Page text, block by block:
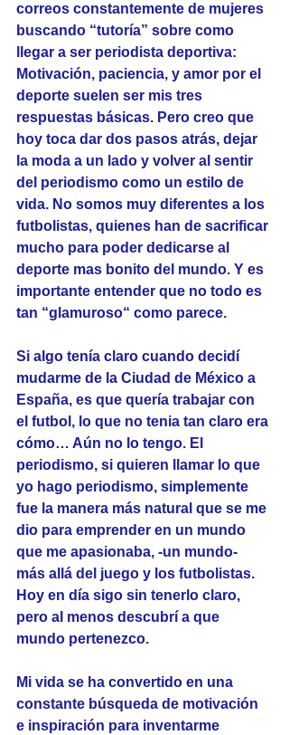
correos constantemente de mujeres
buscando “tutoría” sobre como
llegar a ser periodista deportiva:
Motivación, paciencia, y amor por el
deporte suelen ser mis tres
respuestas básicas. Pero creo que
hoy toca dar dos pasos atrás, dejar
la moda a un lado y volver al sentir
del periodismo como un estilo de
vida. No somos muy diferentes a los
futbolistas, quienes han de sacrificar
mucho para poder dedicarse al
deporte mas bonito del mundo. Y es
importante entender que no todo es
tan “glamuroso“ como parece.
Si algo tenía claro cuando decidí
mudarme de la Ciudad de México a
España, es que quería trabajar con
el futbol, lo que no tenia tan claro era
cómo… Aún no lo tengo. El
periodismo, si quieren llamar lo que
yo hago periodismo, simplemente
fue la manera más natural que se me
dio para emprender en un mundo
que me apasionaba, -un mundo-
más allá del juego y los futbolistas.
Hoy en día sigo sin tenerlo claro,
pero al menos descubrí a que
mundo pertenezco.
Mi vida se ha convertido en una
constante búsqueda de motivación
e inspiración para inventarme